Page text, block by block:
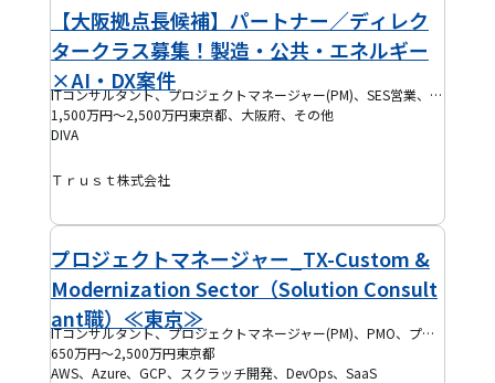
【大阪拠点長候補】パートナー／ディレク
タークラス募集！製造・公共・エネルギー
×AI・DX案件
ITコンサルタント、プロジェクトマネージャー(PM)、SES営業、人事・採用、経営企画、EM
1,500万円～2,500万円東京都、大阪府、その他
DIVA
Ｔｒｕｓｔ株式会社
プロジェクトマネージャー_TX-Custom &
Modernization Sector（Solution Consult
ant職）≪東京≫
ITコンサルタント、プロジェクトマネージャー(PM)、PMO、プロジェクトリーダー(PL)
650万円～2,500万円東京都
AWS、Azure、GCP、スクラッチ開発、DevOps、SaaS